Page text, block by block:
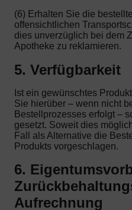
(6) Erhalten Sie die
offensichtlichen
dies unverzüglich bei dem
Apotheke zu reklamieren.
5. Verfügbarkeit
Ist ein gewünschtes
Sie hierüber – wenn nicht
Bestellprozesses erfolgt –
gesetzt. Soweit dies
Fall als Alternative die
Produkts vorgeschlagen.
6.
Aufrechnung